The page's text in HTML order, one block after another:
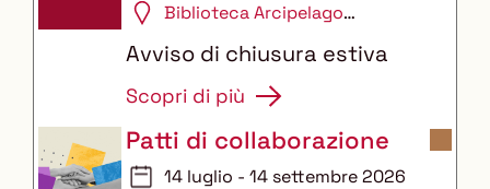
Biblioteca Arcipelago
Avviso di chiusura estiva
Scopri di più
Patti di collaborazione
14 luglio - 14 settembre 2026